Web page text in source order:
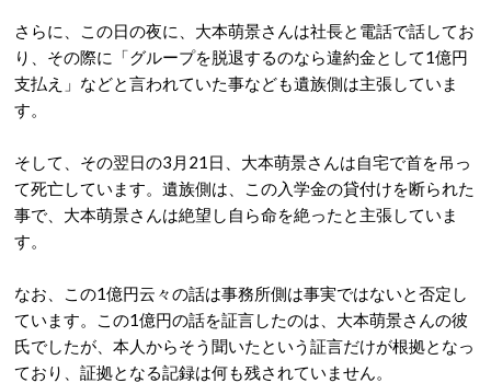
さらに、この日の夜に、大本萌景さんは社長と電話で話してお
り、その際に「グループを脱退するのなら違約金として1億円
支払え」などと言われていた事なども遺族側は主張していま
す。
そして、その翌日の3月21日、大本萌景さんは自宅で首を吊っ
て死亡しています。遺族側は、この入学金の貸付けを断られた
事で、大本萌景さんは絶望し自ら命を絶ったと主張していま
す。
なお、この1億円云々の話は事務所側は事実ではないと否定し
ています。この1億円の話を証言したのは、大本萌景さんの彼
氏でしたが、本人からそう聞いたという証言だけが根拠となっ
ており、証拠となる記録は何も残されていません。